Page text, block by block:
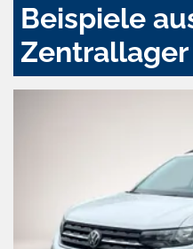
Beispiele
Zentrallager